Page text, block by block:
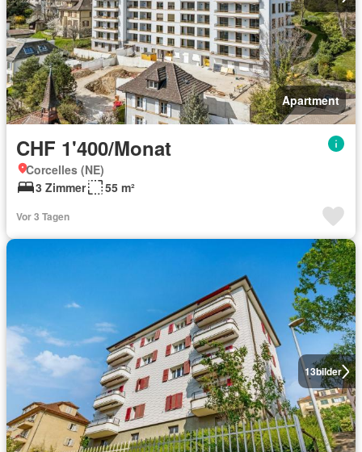
Apartment
CHF 1'400/Monat
Corcelles (NE)
3 Zimmer
55 m²
Vor 3 Tagen
13bilder